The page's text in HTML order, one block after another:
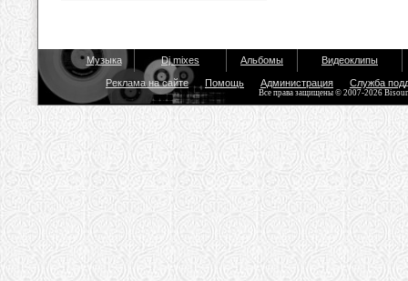
Музыка Dj mixes Альбомы Видеоклипы
Реклама на сайте Помощь Администрация Служба
Все права защищены © 2007-2026